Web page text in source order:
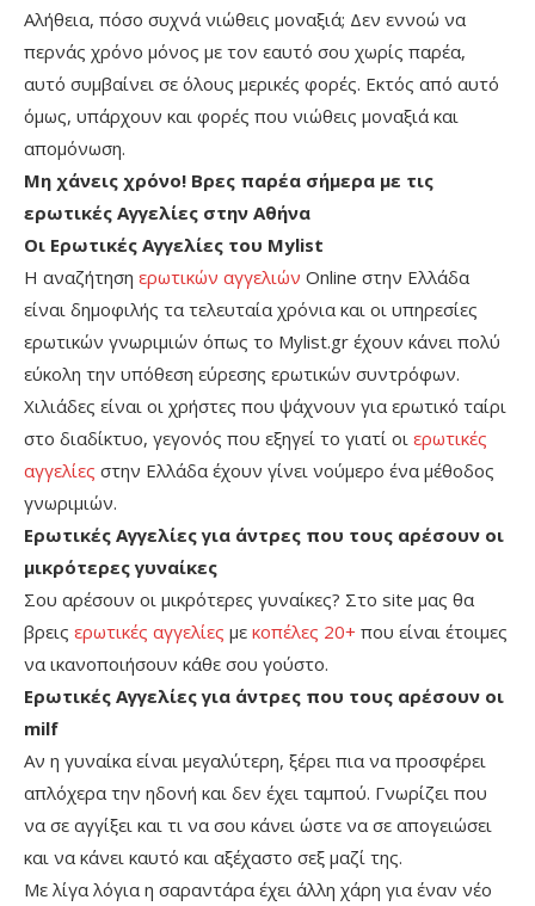
Αλήθεια, πόσο συχνά νιώθεις μοναξιά; Δεν εννοώ να
περνάς χρόνο μόνος με τον εαυτό σου χωρίς παρέα,
αυτό συμβαίνει σε όλους μερικές φορές. Εκτός από αυτό
όμως, υπάρχουν και φορές που νιώθεις μοναξιά και
απομόνωση.
Μη χάνεις χρόνο! Βρες παρέα σήμερα με τις
ερωτικές Αγγελίες στην Αθήνα
Οι Ερωτικές Αγγελίες του Mylist
Η αναζήτηση ερωτικών αγγελιών Online στην Ελλάδα
είναι δημοφιλής τα τελευταία χρόνια και οι υπηρεσίες
ερωτικών γνωριμιών όπως το Mylist.gr έχουν κάνει πολύ
εύκολη την υπόθεση εύρεσης ερωτικών συντρόφων.
Χιλιάδες είναι οι χρήστες που ψάχνουν για ερωτικό ταίρι
στο διαδίκτυο, γεγονός που εξηγεί το γιατί οι ερωτικές
αγγελίες στην Ελλάδα έχουν γίνει νούμερο ένα μέθοδος
γνωριμιών.
Ερωτικές Αγγελίες για άντρες που τους αρέσουν οι
μικρότερες γυναίκες
Σου αρέσουν οι μικρότερες γυναίκες? Στο site μας θα
βρεις ερωτικές αγγελίες με κοπέλες 20+ που είναι έτοιμες
να ικανοποιήσουν κάθε σου γούστο.
Ερωτικές Αγγελίες για άντρες που τους αρέσουν οι
milf
Αν η γυναίκα είναι μεγαλύτερη, ξέρει πια να προσφέρει
απλόχερα την ηδονή και δεν έχει ταμπού. Γνωρίζει που
να σε αγγίξει και τι να σου κάνει ώστε να σε απογειώσει
και να κάνει καυτό και αξέχαστο σεξ μαζί της.
Με λίγα λόγια η σαραντάρα έχει άλλη χάρη για έναν νέο